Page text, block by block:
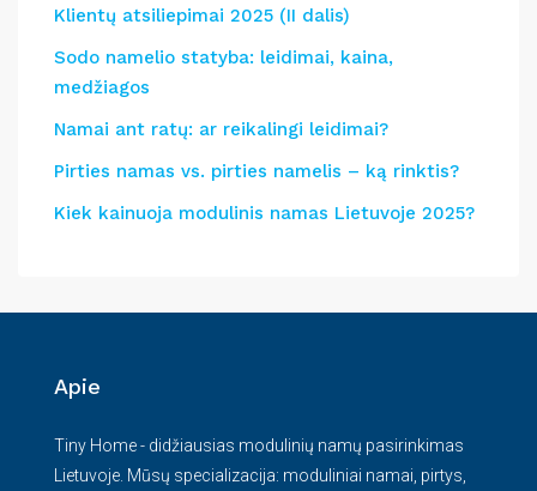
Klientų atsiliepimai 2025 (II dalis)
Sodo namelio statyba: leidimai, kaina,
medžiagos
Namai ant ratų: ar reikalingi leidimai?
Pirties namas vs. pirties namelis – ką rinktis?
Kiek kainuoja modulinis namas Lietuvoje 2025?
Apie
Tiny Home - didžiausias modulinių namų pasirinkimas
Lietuvoje. Mūsų specializacija: moduliniai namai, pirtys,